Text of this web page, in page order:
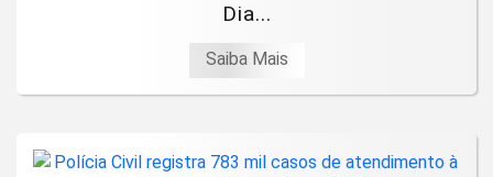
Dia...
Saiba Mais